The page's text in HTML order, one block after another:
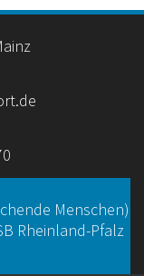
Menschen)
Rheinland-Pfalz